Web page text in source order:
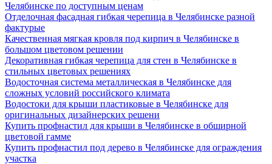
Челябинске по доступным ценам
Отделочная фасадная гибкая черепица в Челябинске разной
фактурые
Качественная мягкая кровля под кирпич в Челябинске в
большом цветовом решении
Декоративная гибкая черепица для стен в Челябинске в
стильных цветовых решениях
Водосточная система металлическая в Челябинске для
сложных условий российского климата
Водостоки для крыши пластиковые в Челябинске для
оригинальных дизайнерских решени
Купить профнастил для крыши в Челябинске в обширной
цветовой гамме
Купить профнастил под дерево в Челябинске для ограждения
участка